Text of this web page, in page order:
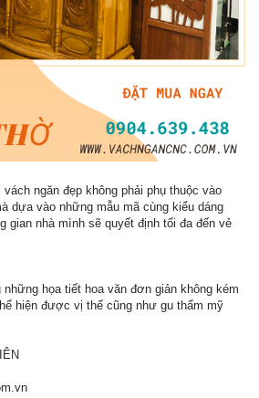
ngăn đẹp không phải phụ thuộc vào
dựa vào những mẫu mã cùng kiểu dáng
gian nhà mình sẽ quyết định tối đa đến vẻ
họa tiết hoa văn đơn giản không kém
hiện được vị thế cũng như gu thẩm mỹ